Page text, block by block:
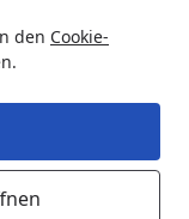
den Cookie-